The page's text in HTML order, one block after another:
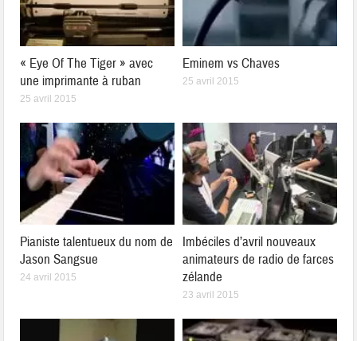
« Eye Of The Tiger » avec
une imprimante à ruban
25 avril 2015
Eminem vs Chaves
25 avril 2015
Pianiste talentueux du nom de
Jason Sangsue
24 avril 2015
Imbéciles d’avril nouveaux
animateurs de radio de farces
zélande
23 avril 2015